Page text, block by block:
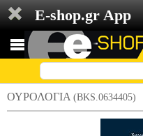
E-shop.gr App
ΟΥΡΟΛΟΓΙΑ (BKS.0634405)